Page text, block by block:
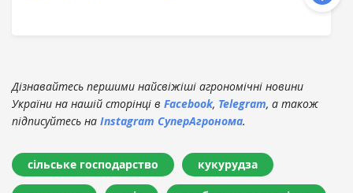
Дізнавайтесь першими найсвіжіші агрономічні новини
України на нашій сторінці в Facebook, Telegram, а також
підписуйтесь на Instagram СуперАгронома.
сільське господарство кукурудза